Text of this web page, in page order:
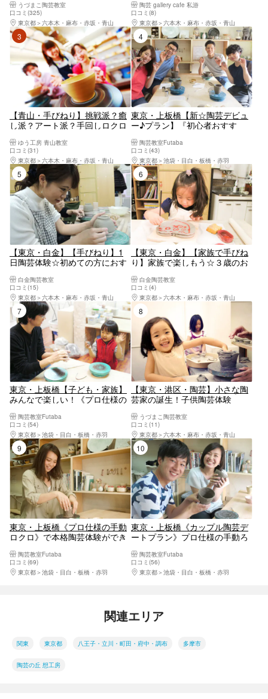
うづまこ陶芸教室
口コミ(325)
東京都
六本木・麻布・赤坂・青山
の器を作りませんか？手びねり
は自由に形を作れます。スタッ
フか丁寧にサポートしますので
安心（赤羽橋駅の裏）
陶芸 gallery cafe 私游
口コミ(8)
東京都
六本木・麻布・赤坂・青山
3位
【青山・手びねり】挑戦派？癒
し派？アート派？手回しロクロ
性同士・カップル・ファミリー
に
ゆう工房 青山教室
口コミ(31)
東京都
六本木・麻布・赤坂・青山
4位
東京・上板橋【新☆陶芸デビュ
ー♪プラン】『初心者おすす
ルコース～
陶芸教室Futaba
口コミ(43)
東京都
池袋・目白・板橋・赤羽
5位
【東京・白金】【手びねり】1
日陶芸体験☆初めての方におす
白金陶芸教室
口コミ(15)
東京都
六本木・麻布・赤坂・青山
6位
【東京・白金】【家族で手びね
り】家族で楽しもう☆３歳のお
白金陶芸教室
口コミ(4)
東京都
六本木・麻布・赤坂・青山
7位
東京・上板橋【子ども・家族】
みんなで楽しい！《プロ仕様の
びねり陶芸体験
陶芸教室Futaba
口コミ(54)
東京都
池袋・目白・板橋・赤羽
【東京・港区・陶芸】小さな陶
芸家の誕生！子供陶芸体験
うづまこ陶芸教室
口コミ(11)
東京都
六本木・麻布・赤坂・青山
9位
東京・上板橋《プロ仕様の手動
ロクロ》で本格陶芸体験ができ
手びねりプラン
陶芸教室Futaba
口コミ(69)
東京都
池袋・目白・板橋・赤羽
10位
東京・上板橋《カップル陶芸デ
ートプラン》プロ仕様の手動ろ
デートを！
陶芸教室Futaba
口コミ(56)
東京都
池袋・目白・板橋・赤羽
関連エリア
関東 東京都 八王子・立川・町田・府中・調布 多摩市
陶芸の丘 想工房